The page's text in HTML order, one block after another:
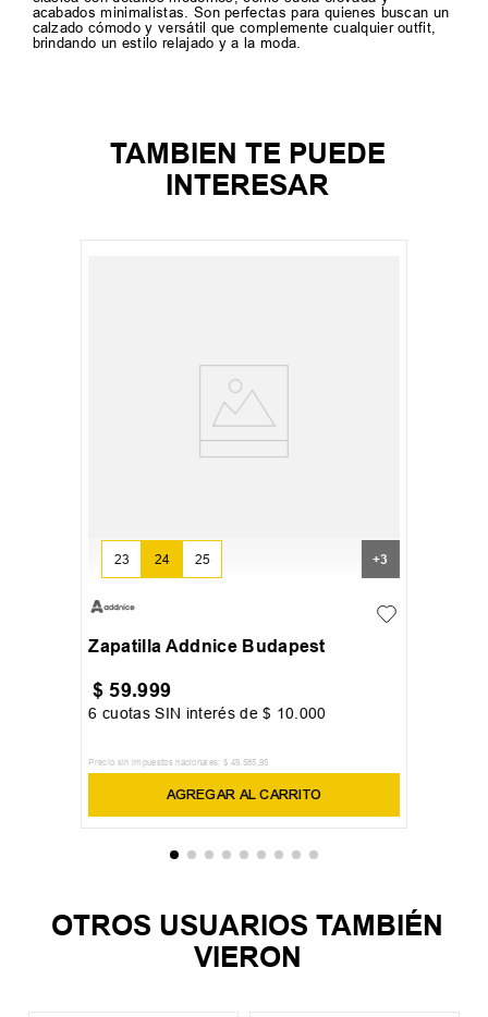
acabados minimalistas. Son perfectas para quienes buscan un
calzado cómodo y versátil que complemente cualquier outfit,
brindando un estilo relajado y a la moda.
TAMBIEN TE PUEDE
INTERESAR
23 24 25 +3
Zapatilla Addnice Budapest
$ 59.999
6 cuotas SIN interés de$ 10.000
Precio sin impuestos nacionales: $ 49.585 ,95
AGREGAR AL CARRITO
OTROS USUARIOS TAMBIÉN
VIERON